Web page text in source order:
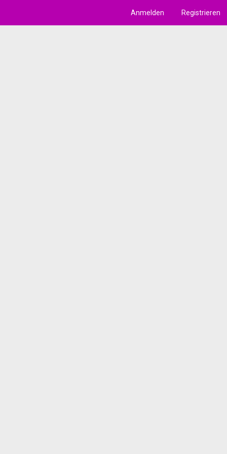
Anmelden Registrieren